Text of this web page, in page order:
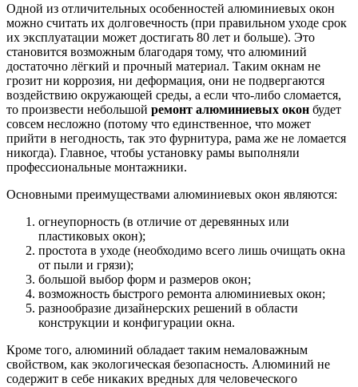
Одной из отличительных особенностей алюминиевых окон
можно считать их долговечность (при правильном уходе срок
их эксплуатации может достигать 80 лет и больше). Это
становится возможным благодаря тому, что алюминий
достаточно лёгкий и прочный материал. Таким окнам не
грозит ни коррозия, ни деформация, они не подвергаются
воздействию окружающей среды, а если что-либо сломается,
то произвести небольшой ремонт алюминиевых окон будет
совсем несложно (потому что единственное, что может
прийти в негодность, так это фурнитура, рама же не ломается
никогда). Главное, чтобы установку рамы выполняли
профессиональные монтажники.
Основными преимуществами алюминиевых окон являются:
огнеупорность (в отличие от деревянных или
пластиковых окон);
простота в уходе (необходимо всего лишь очищать окна
от пыли и грязи);
большой выбор форм и размеров окон;
возможность быстрого ремонта алюминиевых окон;
разнообразие дизайнерских решений в области
конструкции и конфигурации окна.
Кроме того, алюминий обладает таким немаловажным
свойством, как экологическая безопасность. Алюминий не
содержит в себе никаких вредных для человеческого